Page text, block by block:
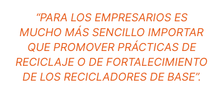
“PARA LOS EMPRESARIOS ES
MUCHO MÁS SENCILLO IMPORTAR
QUE PROMOVER PRÁCTICAS DE
RECICLAJE O DE FORTALECIMIENTO
DE LOS RECICLADORES DE BASE”.